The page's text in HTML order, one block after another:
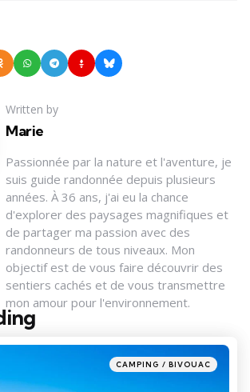
Written by
Marie
Passionnée par la nature et l'aventure, je
suis guide randonnée depuis plusieurs
années. À 36 ans, j'ai eu la chance
d'explorer des paysages magnifiques et
de partager ma passion avec des
randonneurs de tous niveaux. Mon
objectif est de vous faire découvrir des
sentiers cachés et de vous transmettre
mon amour pour l'environnement.
Posted
in
CAMPING / BIVOUAC